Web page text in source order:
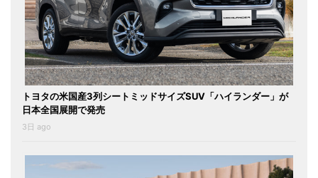
トヨタの米国産3列シートミッドサイズSUV「ハイランダー」が
日本全国展開で発売
3日 ago